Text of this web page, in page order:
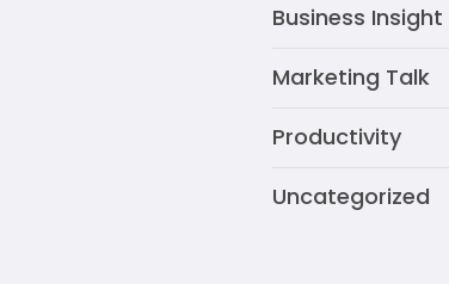
Business Insight
Marketing Talk
Productivity
Uncategorized